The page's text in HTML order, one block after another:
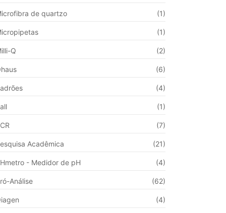
de quartzo (1)
(1)
Q (2)
(6)
(4)
(1)
(7)
Acadêmica (21)
- Medidor de pH (4)
Análise (62)
(4)